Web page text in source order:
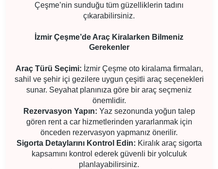
Çeşme’nin sunduğu tüm güzelliklerin tadını
çıkarabilirsiniz.
İzmir Çeşme’de Araç Kiralarken Bilmeniz
Gerekenler
Araç Türü Seçimi: İzmir Çeşme oto kiralama firmaları,
sahil ve şehir içi gezilere uygun çeşitli araç seçenekleri
sunar. Seyahat planınıza göre bir araç seçmeniz
önemlidir.
Rezervasyon Yapın: Yaz sezonunda yoğun talep
gören rent a car hizmetlerinden yararlanmak için
önceden rezervasyon yapmanız önerilir.
Sigorta Detaylarını Kontrol Edin: Kiralık araç sigorta
kapsamını kontrol ederek güvenli bir yolculuk
planlayabilirsiniz.